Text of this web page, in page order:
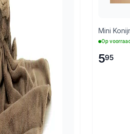
Mini
Op
595